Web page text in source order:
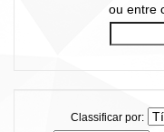
ou entre
Classificar por: